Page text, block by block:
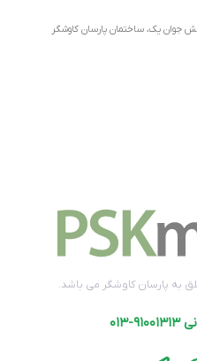
جوان یک، ساختمان پارسان کاوشگر
به پارسان کاوشگر می باشد.
۰۱۳